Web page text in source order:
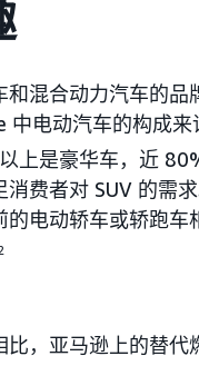
混合动力汽车的
中电动汽车的构成
上是豪华车，近
费者对 SUV 的需
电动轿车或轿跑
，亚马逊上的替